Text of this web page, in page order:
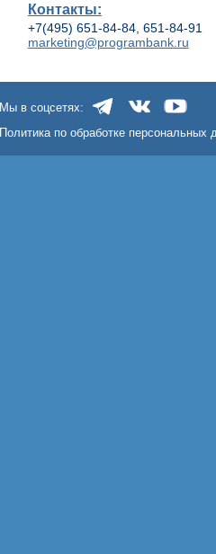
Контакты:
+7(495) 651-84-84, 651-84-91
marketing@programbank.ru
Мы в соцсетях:
Политика по обработке персональных